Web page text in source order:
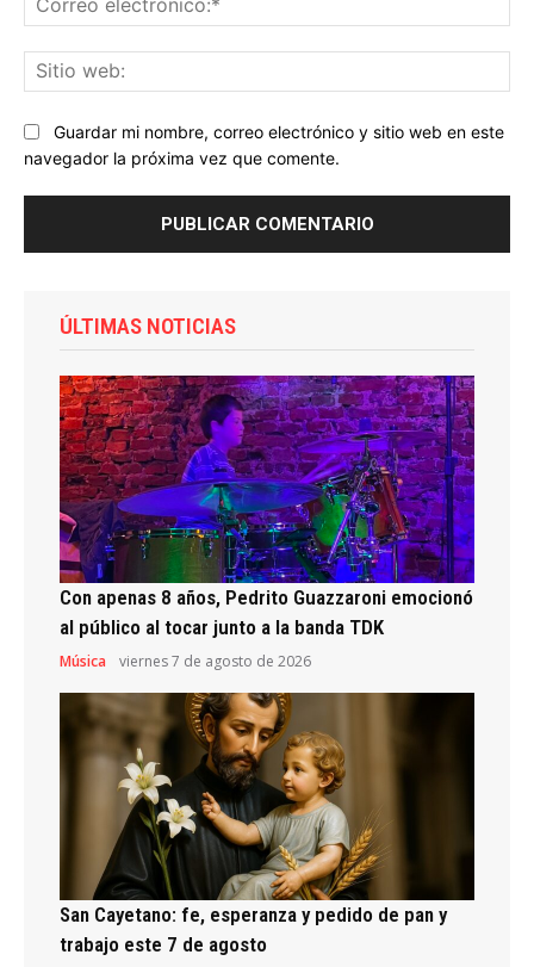
Guardar mi nombre, correo electrónico y sitio web en este
navegador la próxima vez que comente.
ÚLTIMAS NOTICIAS
Con apenas 8 años, Pedrito Guazzaroni emocionó
al público al tocar junto a la banda TDK
Música viernes 7 de agosto de 2026
San Cayetano: fe, esperanza y pedido de pan y
trabajo este 7 de agosto